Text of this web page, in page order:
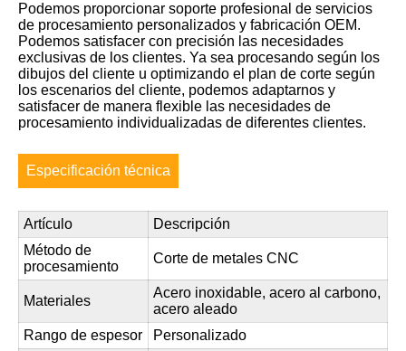
Podemos proporcionar soporte profesional de servicios
de procesamiento personalizados y fabricación OEM.
Podemos satisfacer con precisión las necesidades
exclusivas de los clientes. Ya sea procesando según los
dibujos del cliente u optimizando el plan de corte según
los escenarios del cliente, podemos adaptarnos y
satisfacer de manera flexible las necesidades de
procesamiento individualizadas de diferentes clientes.
Especificación técnica
Artículo
Descripción
Método de
procesamiento
Corte de metales CNC
Materiales
Acero inoxidable, acero al carbono,
acero aleado
Rango de espesor
Personalizado